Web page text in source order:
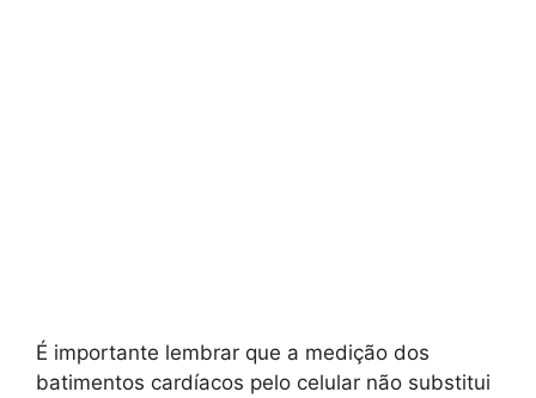
É importante lembrar que a medição dos
batimentos cardíacos pelo celular não substitui